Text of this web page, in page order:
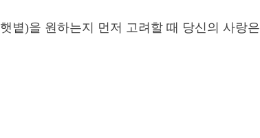
볕)을 원하는지 먼저 고려할 때 당신의 사랑은